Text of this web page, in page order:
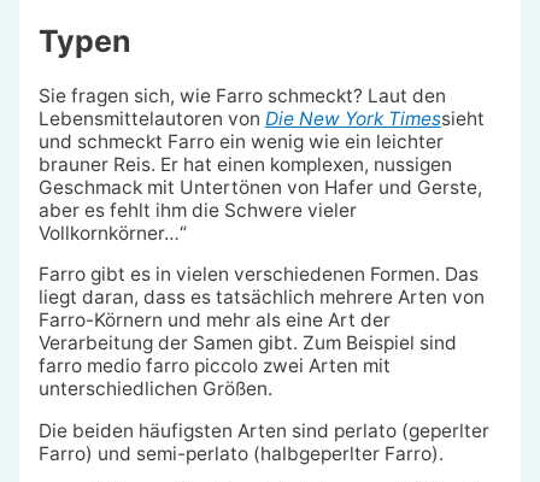
Typen
Sie fragen sich, wie Farro schmeckt? Laut den
Lebensmittelautoren von Die New York Timessieht
und schmeckt Farro ein wenig wie ein leichter
brauner Reis. Er hat einen komplexen, nussigen
Geschmack mit Untertönen von Hafer und Gerste,
aber es fehlt ihm die Schwere vieler
Vollkornkörner…“
Farro gibt es in vielen verschiedenen Formen. Das
liegt daran, dass es tatsächlich mehrere Arten von
Farro-Körnern und mehr als eine Art der
Verarbeitung der Samen gibt. Zum Beispiel sind
farro medio farro piccolo zwei Arten mit
unterschiedlichen Größen.
Die beiden häufigsten Arten sind perlato (geperlter
Farro) und semi-perlato (halbgeperlter Farro).